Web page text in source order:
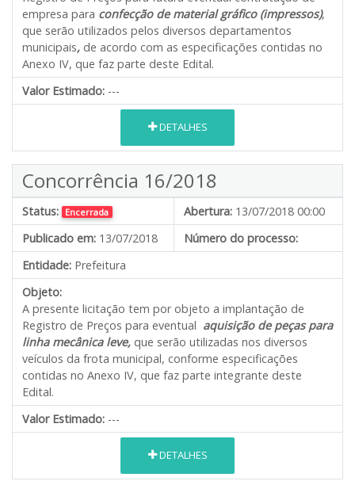
empresa para confecção de material gráfico (impressos),
que serão utilizados pelos diversos departamentos
municipais, de acordo com as especificações contidas no
Anexo IV, que faz parte deste Edital.
Valor Estimado: ---
DETALHES
Concorrência 16/2018
Status: Encerrada Abertura: 13/07/2018 00:00
Publicado em: 13/07/2018
Número do processo:
Entidade: Prefeitura
Objeto:
A presente licitação tem por objeto a implantação de
Registro de Preços para eventual aquisição de peças para
linha mecânica leve, que serão utilizadas nos diversos
veículos da frota municipal, conforme especificações
contidas no Anexo IV, que faz parte integrante deste
Edital.
Valor Estimado: ---
DETALHES